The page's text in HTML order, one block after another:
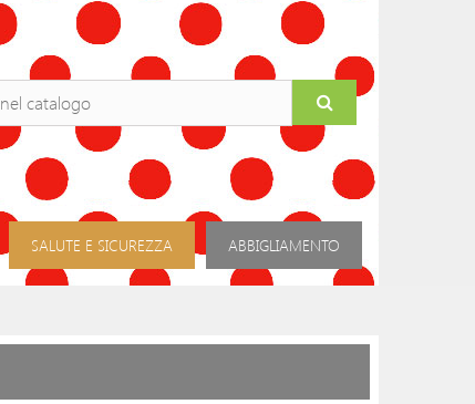
SALUTE E SICUREZZA ABBIGLIAMENTO